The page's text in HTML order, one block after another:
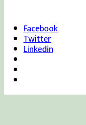
Facebook
Twitter
Linkedin